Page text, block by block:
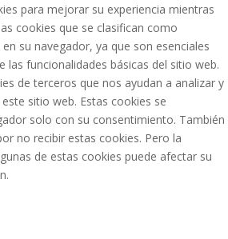
para mejorar su experiencia mientras
cookies que se clasifican como
su navegador, ya que son esenciales
las funcionalidades básicas del sitio web.
de terceros que nos ayudan a analizar y
sitio web. Estas cookies se
solo con su consentimiento. También
no recibir estas cookies. Pero la
de estas cookies puede afectar su